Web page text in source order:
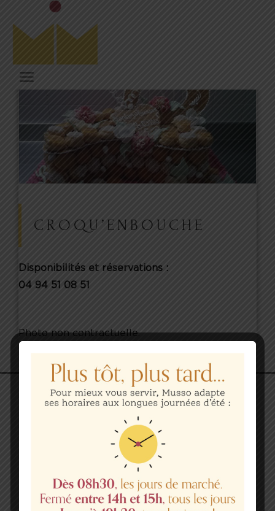
CROQU’ENBOUCHE
Disponibilités et réservations :
04 94 51 08 51
Photo non contractuelle.